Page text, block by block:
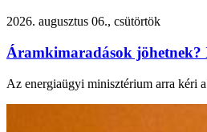
2026. augusztus 06., csütörtök
Áramkimaradások jöhetnek?
Az energiaügyi minisztérium arra kéri